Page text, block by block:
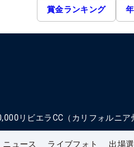
賞金ランキング
リビエラCC（カリフォルニア
ニュース ライブフォト 出場